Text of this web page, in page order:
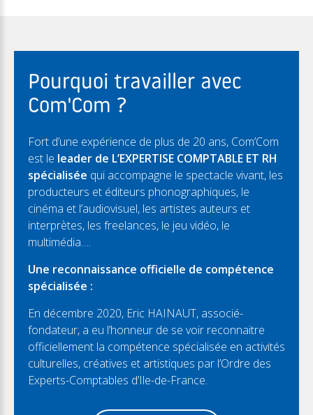
Pourquoi travailler avec
Com'Com ?
Fort d’une expérience de plus de 20 ans, Com’Com
est le leader de L’EXPERTISE COMPTABLE ET RH
spécialisée qui accompagne le spectacle vivant, les
producteurs et éditeurs phonographiques, le
cinéma et l’audiovisuel, les artistes auteurs et
interprètes, les freelances, le jeu vidéo, le
multimédia….
Une reconnaissance officielle de compétence
spécialisée :
En décembre 2020, Eric HAINAUT, associé-
fondateur, a eu l’honneur de se voir reconnaitre
officiellement la compétence spécialisée en activités
culturelles, créatives et artistiques par l’Ordre des
Experts-Comptables d’Ile-de-France.